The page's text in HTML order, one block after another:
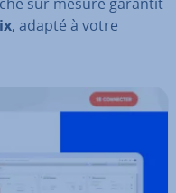
, adapté à votre